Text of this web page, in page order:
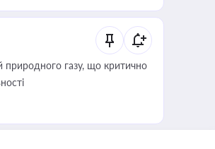
природного газу, що критично